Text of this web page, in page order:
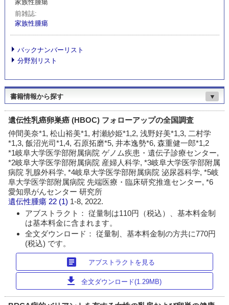
家族性腫瘍
前雑誌
家族性腫瘍
バックナンバーリスト
分野別リスト
書籍情報から探す ▼
遺伝性乳癌卵巣癌 (HBOC) フォローアップの全国調査
仲間美奈*1, 松山裕美*1, 村瀬紗姫*1,2, 浅野好美*1,3, 二村学
*1,3, 飯沼光司*1,4, 石原拓磨*5, 井本逸勢*6, 森重健一郎*1,2
*1岐阜大学医学部附属病院 ゲノム疾患・遺伝子診療センター,
*2岐阜大学医学部附属病院 産婦人科学, *3岐阜大学医学部附属
病院 乳腺外科学, *4岐阜大学医学部附属病院 泌尿器科学, *5岐
阜大学医学部附属病院 先端医療・臨床研究推進センター, *6
愛知県がんセンター 研究所
遺伝性腫瘍 22 (1) 1-8, 2022.
アブストラクト： 従量制は110円（税込）、基本料金制
は基本料金に含まれます。
全文ダウンロード： 従量制、基本料金制の方共に770円
(税込) です。
article アブストラクトを見る
download 全文ダウンロード(1.29MB)